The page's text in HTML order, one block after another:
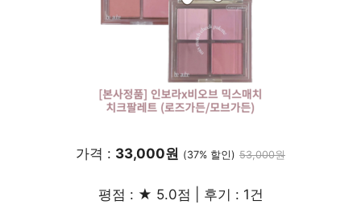
가격 : 33,000원 (37% 할인) 53,000원
평점 : ★ 5.0점 | 후기 : 1건